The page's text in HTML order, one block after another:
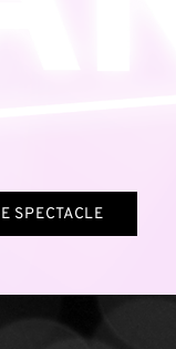
SPECTACLE